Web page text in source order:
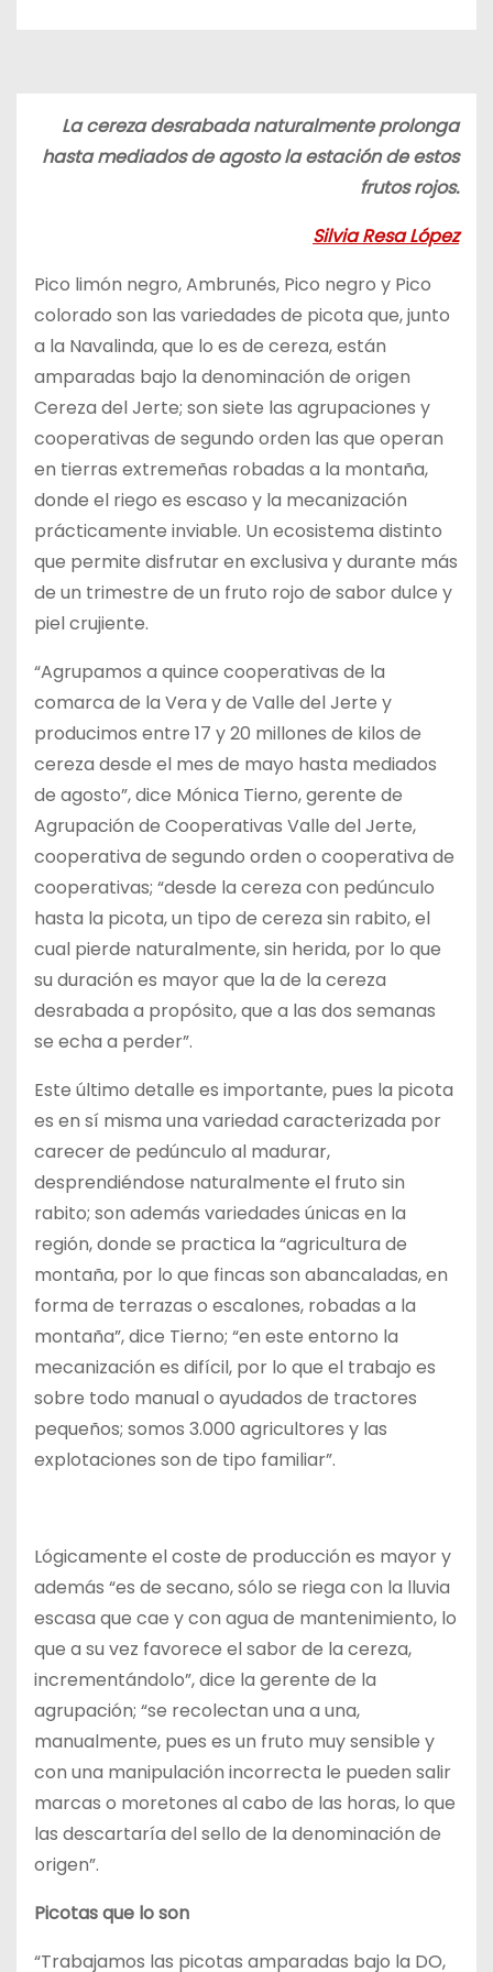
La cereza desrabada naturalmente prolonga
hasta mediados de agosto la estación de estos
frutos rojos.
Silvia Resa López
Pico limón negro, Ambrunés, Pico negro y Pico
colorado son las variedades de picota que, junto
a la Navalinda, que lo es de cereza, están
amparadas bajo la denominación de origen
Cereza del Jerte; son siete las agrupaciones y
cooperativas de segundo orden las que operan
en tierras extremeñas robadas a la montaña,
donde el riego es escaso y la mecanización
prácticamente inviable. Un ecosistema distinto
que permite disfrutar en exclusiva y durante más
de un trimestre de un fruto rojo de sabor dulce y
piel crujiente.
“Agrupamos a quince cooperativas de la
comarca de la Vera y de Valle del Jerte y
producimos entre 17 y 20 millones de kilos de
cereza desde el mes de mayo hasta mediados
de agosto”, dice Mónica Tierno, gerente de
Agrupación de Cooperativas Valle del Jerte,
cooperativa de segundo orden o cooperativa de
cooperativas; “desde la cereza con pedúnculo
hasta la picota, un tipo de cereza sin rabito, el
cual pierde naturalmente, sin herida, por lo que
su duración es mayor que la de la cereza
desrabada a propósito, que a las dos semanas
se echa a perder”.
Este último detalle es importante, pues la picota
es en sí misma una variedad caracterizada por
carecer de pedúnculo al madurar,
desprendiéndose naturalmente el fruto sin
rabito; son además variedades únicas en la
región, donde se practica la “agricultura de
montaña, por lo que fincas son abancaladas, en
forma de terrazas o escalones, robadas a la
montaña”, dice Tierno; “en este entorno la
mecanización es difícil, por lo que el trabajo es
sobre todo manual o ayudados de tractores
pequeños; somos 3.000 agricultores y las
explotaciones son de tipo familiar”.
Lógicamente el coste de producción es mayor y
además “es de secano, sólo se riega con la lluvia
escasa que cae y con agua de mantenimiento, lo
que a su vez favorece el sabor de la cereza,
incrementándolo”, dice la gerente de la
agrupación; “se recolectan una a una,
manualmente, pues es un fruto muy sensible y
con una manipulación incorrecta le pueden salir
marcas o moretones al cabo de las horas, lo que
las descartaría del sello de la denominación de
origen”.
Picotas que lo son
“Trabajamos las picotas amparadas bajo la DO,